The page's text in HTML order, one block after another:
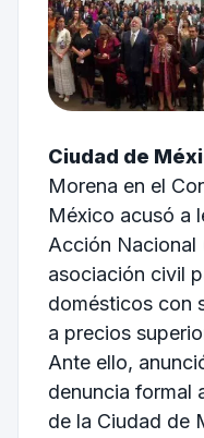
Ciudad de
Morena en el
México acusó a
Acción Nacional
asociación civil
domésticos con
a precios
Ante ello,
denuncia formal
de la Ciudad de